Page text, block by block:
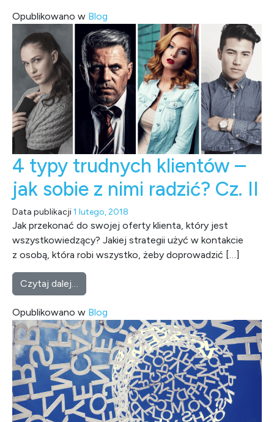
Opublikowano w Blog
4 typy trudnych klientów –
jak sobie z nimi radzić? Cz. II
Data publikacji1 lutego, 2018
Jak przekonać do swojej oferty klienta, który jest
wszystkowiedzący? Jakiej strategii użyć w kontakcie
z osobą, która robi wszystko, żeby doprowadzić […]
Czytaj dalej…
Opublikowano w Blog